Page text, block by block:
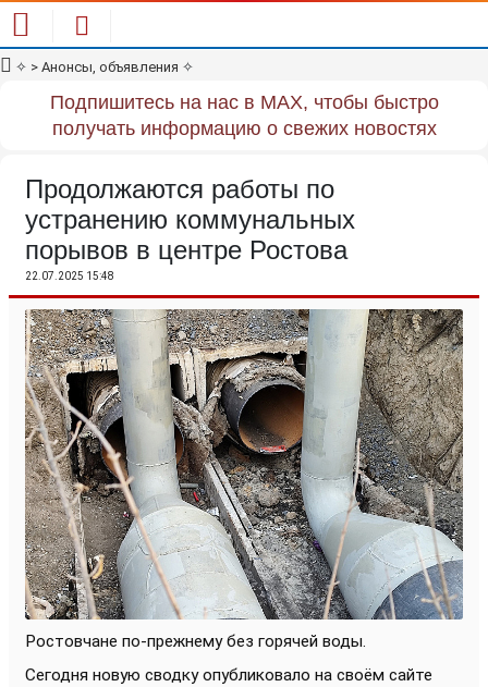
✧ > Анонсы, объявления ✧
Подпишитесь на нас в MAX, чтобы быстро
получать информацию о свежих новостях
Продолжаются работы по
устранению коммунальных
порывов в центре Ростова
22.07.2025 15:48
Ростовчане по-прежнему без горячей воды.
Сегодня новую сводку опубликовало на своём сайте